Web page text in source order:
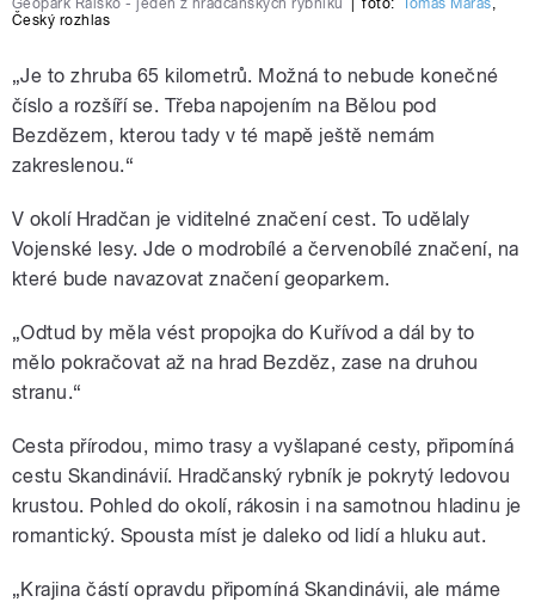
Geopark Ralsko - jeden z hradčanských rybníků foto: Tomáš Mařas,
Český rozhlas
„Je to zhruba 65 kilometrů. Možná to nebude konečné
číslo a rozšíří se. Třeba napojením na Bělou pod
Bezdězem, kterou tady v té mapě ještě nemám
zakreslenou.“
V okolí Hradčan je viditelné značení cest. To udělaly
Vojenské lesy. Jde o modrobílé a červenobílé značení, na
které bude navazovat značení geoparkem.
„Odtud by měla vést propojka do Kuřívod a dál by to
mělo pokračovat až na hrad Bezděz, zase na druhou
stranu.“
Cesta přírodou, mimo trasy a vyšlapané cesty, připomíná
cestu Skandinávií. Hradčanský rybník je pokrytý ledovou
krustou. Pohled do okolí, rákosin i na samotnou hladinu je
romantický. Spousta míst je daleko od lidí a hluku aut.
„Krajina částí opravdu připomíná Skandinávii, ale máme